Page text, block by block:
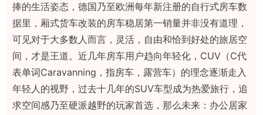
捧的生活姿态，德国乃至欧洲每年新注册的自行式房车数
据里，厢式货车改装的房车稳居第一销量并非没有道理，
可见对于大多数人而言，灵活，自由和恰到好处的旅居空
间，才是王道。近几年房车用户趋向年轻化，CUV（C代
表单词Caravanning，指房车，露营车）的理念逐渐走入
年轻人的视野，过去十几年的SUV车型成为热爱旅行，追
求空间感乃至硬派越野的玩家首选，那么未来：办公居家